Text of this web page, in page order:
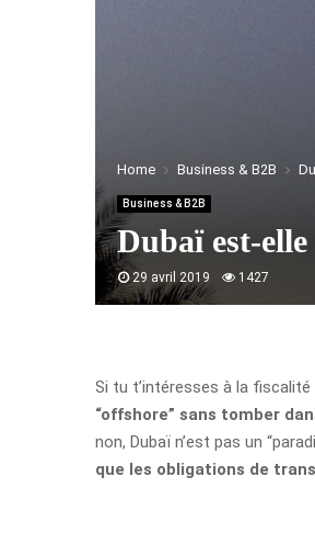
Home Business & B2B
Business & B2B
Dubaï est-
29 avril 2019 1427
Si tu t’intéresses à la
“offshore” sans tomber
non, Dubaï n’est pas un
que les obligations de